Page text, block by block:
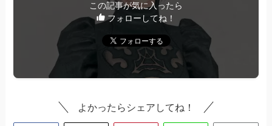
この記事が気に入ったら
フォローしてね！
よかったらシェアしてね！